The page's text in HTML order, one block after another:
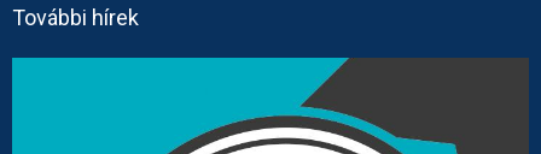
További hírek